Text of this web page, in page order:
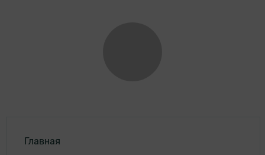
Главная